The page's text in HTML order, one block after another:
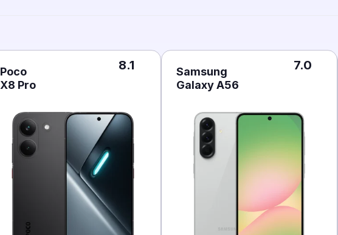
Poco
X8 Pro
8.1
Samsung
Galaxy A56
7.0